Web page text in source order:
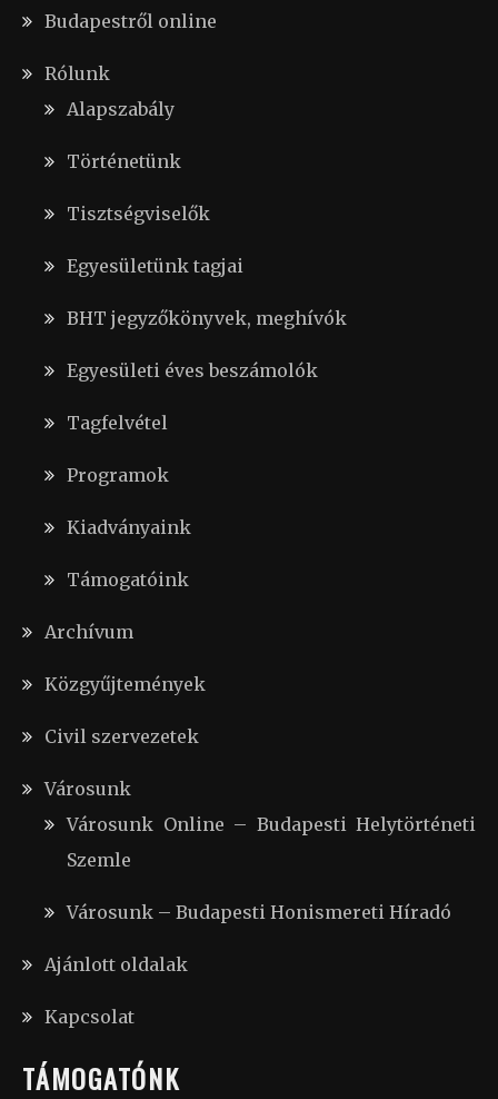
Budapestről online
Rólunk
Alapszabály
Történetünk
Tisztségviselők
Egyesületünk tagjai
BHT jegyzőkönyvek, meghívók
Egyesületi éves beszámolók
Tagfelvétel
Programok
Kiadványaink
Támogatóink
Archívum
Közgyűjtemények
Civil szervezetek
Városunk
Városunk Online – Budapesti Helytörténeti
Szemle
Városunk – Budapesti Honismereti Híradó
Ajánlott oldalak
Kapcsolat
TÁMOGATÓNK